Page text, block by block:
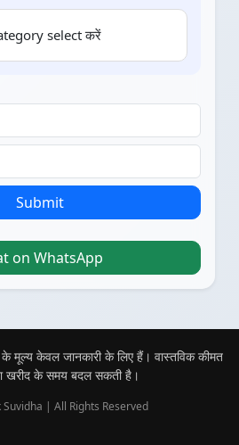
select करें
Submit
on WhatsApp
के मूल्य केवल जानकारी के लिए हैं। वास्तविक कीमत
खरीद के समय बदल सकती है।
| All Rights Reserved